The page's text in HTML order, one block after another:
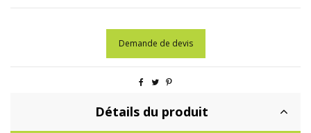
Demande de devis
Détails du produit